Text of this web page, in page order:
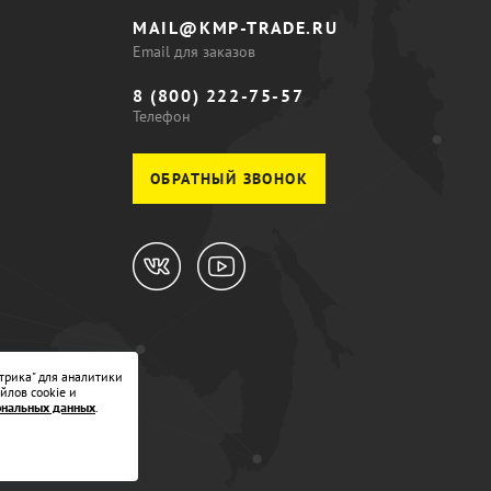
MAIL@KMP-TRADE.RU
Email для заказов
8 (800) 222-75-57
Телефон
ОБРАТНЫЙ ЗВОНОК
для аналитики
cookie и
данных.